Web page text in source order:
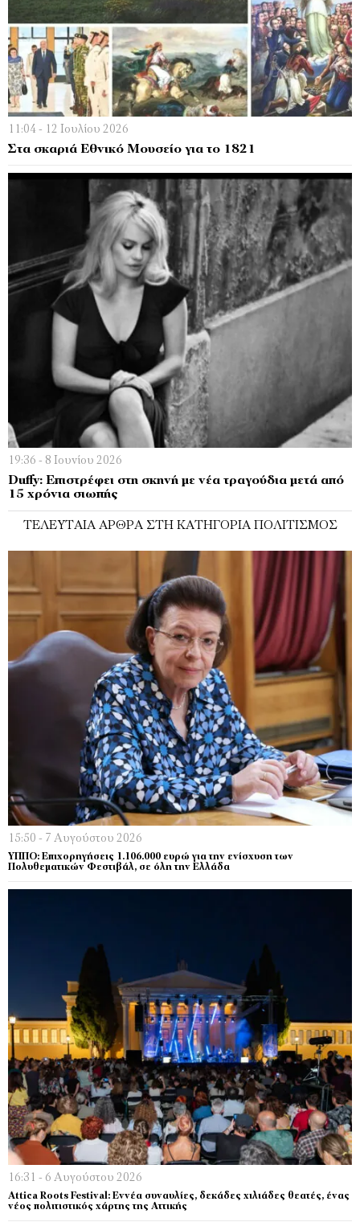
11:04 - 12 Ιουλίου 2026
Στα σκαριά Εθνικό Μουσείο για το 1821
19:36 - 8 Ιουνίου 2026
Duffy: Επιστρέφει στη σκηνή με νέα τραγούδια μετά από
15 χρόνια σιωπής
ΤΕΛΕΥΤΑΊΑ ΆΡΘΡΑ ΣΤΗ ΚΑΤΗΓΟΡΊΑ ΠΟΛΙΤΙΣΜΌΣ
15:50 - 7 Αυγούστου 2026
ΥΠΠΟ: Επιχορηγήσεις 1.106.000 ευρώ για την ενίσχυση των
Πολυθεματικών Φεστιβάλ, σε όλη την Ελλάδα
16:31 - 6 Αυγούστου 2026
Attica Roots Festival: Εννέα συναυλίες, δεκάδες χιλιάδες θεατές, ένας
νέος πολιτιστικός χάρτης της Αττικής